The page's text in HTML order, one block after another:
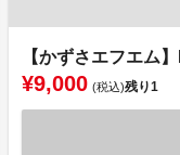
【かずさエフエム
¥9,000 (税込)残り1